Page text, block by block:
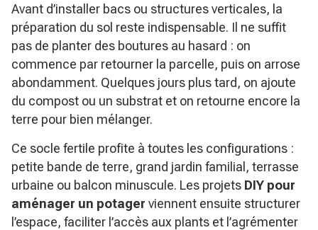
Avant d’installer bacs ou structures verticales, la
préparation du sol reste indispensable. Il ne suffit
pas de planter des boutures au hasard : on
commence par retourner la parcelle, puis on arrose
abondamment. Quelques jours plus tard, on ajoute
du compost ou un substrat et on retourne encore la
terre pour bien mélanger.
Ce socle fertile profite à toutes les configurations :
petite bande de terre, grand jardin familial, terrasse
urbaine ou balcon minuscule. Les projets DIY pour
aménager un potager viennent ensuite structurer
l’espace, faciliter l’accès aux plants et l’agrémenter